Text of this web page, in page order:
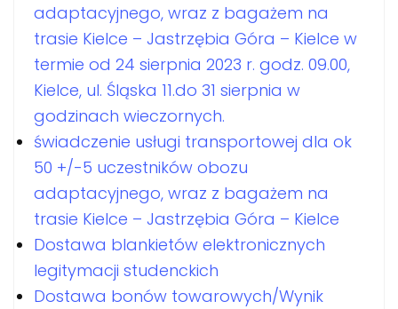
adaptacyjnego, wraz z bagażem na
trasie Kielce – Jastrzębia Góra – Kielce w
termie od 24 sierpnia 2023 r. godz. 09.00,
Kielce, ul. Śląska 11.do 31 sierpnia w
godzinach wieczornych.
świadczenie usługi transportowej dla ok
50 +/-5 uczestników obozu
adaptacyjnego, wraz z bagażem na
trasie Kielce – Jastrzębia Góra – Kielce
Dostawa blankietów elektronicznych
legitymacji studenckich
Dostawa bonów towarowych/Wynik